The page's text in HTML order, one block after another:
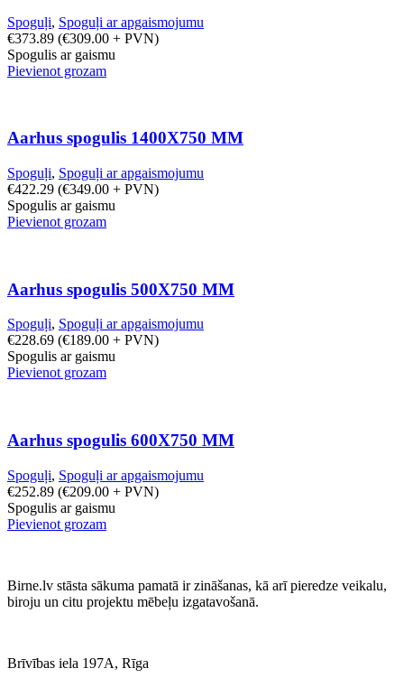
Spoguļi, Spoguļi ar apgaismojumu
€373.89 (€309.00 + PVN)
Spogulis ar gaismu
Pievienot grozam
Aarhus spogulis 1400X750 MM
Spoguļi, Spoguļi ar apgaismojumu
€422.29 (€349.00 + PVN)
Spogulis ar gaismu
Pievienot grozam
Aarhus spogulis 500X750 MM
Spoguļi, Spoguļi ar apgaismojumu
€228.69 (€189.00 + PVN)
Spogulis ar gaismu
Pievienot grozam
Aarhus spogulis 600X750 MM
Spoguļi, Spoguļi ar apgaismojumu
€252.89 (€209.00 + PVN)
Spogulis ar gaismu
Pievienot grozam
Birne.lv stāsta sākuma pamatā ir zināšanas, kā arī pieredze veikalu,
biroju un citu projektu mēbeļu izgatavošanā.
Brīvības iela 197A, Rīga